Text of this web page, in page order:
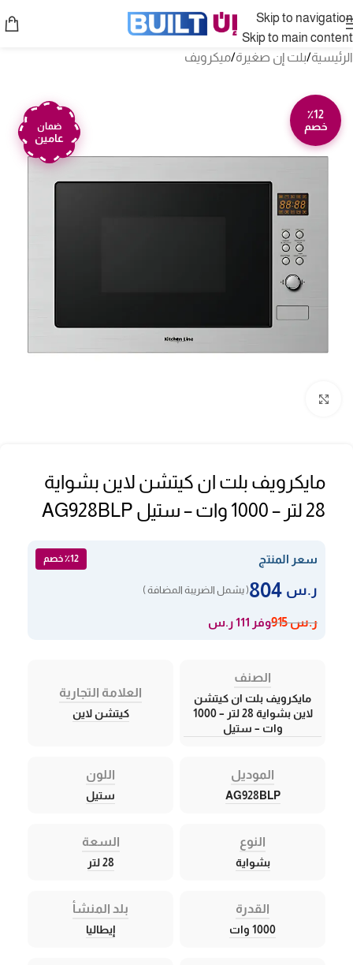
Skip to navigation
Skip to main content
الرئيسية/بلت إن صغيرة/ميكرويف
٪12
خصم
ضمان
عامين
مايكرويف بلت ان كيتشن لاين بشواية
28 لتر – 1000 وات – ستيل AG928BLP
سعر المنتج ٪12 خصم
ر.س ( يشمل الضريبة المضافة )
ر.س915 وفر 111 ر.س
الصنف
مايكرويف بلت ان كيتشن
لاين بشواية 28 لتر – 1000
وات – ستيل
العلامة التجارية
كيتشن لاين
الموديل
AG928BLP
اللون
ستيل
النوع
بشواية
السعة
28 لتر
القدرة
1000 وات
بلد المنشأ
إيطاليا